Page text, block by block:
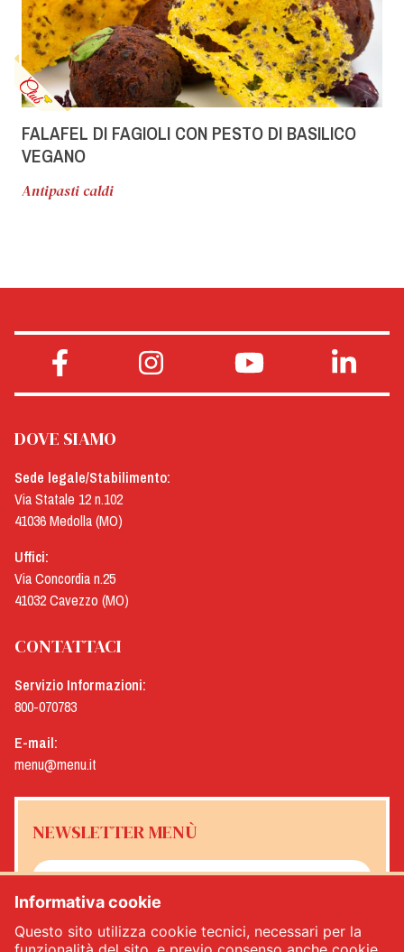
FALAFEL DI FAGIOLI CON PESTO DI BASILICO
VEGANO
Antipasti caldi
DOVE SIAMO
Sede legale/Stabilimento:
Via Statale 12 n.102
41036 Medolla (MO)
Uffici:
Via Concordia n.25
41032 Cavezzo (MO)
CONTATTACI
Servizio Informazioni:
800-070783
E-mail:
menu@menu.it
NEWSLETTER MENÙ
Informativa cookie
Questo sito utilizza cookie tecnici, necessari per la